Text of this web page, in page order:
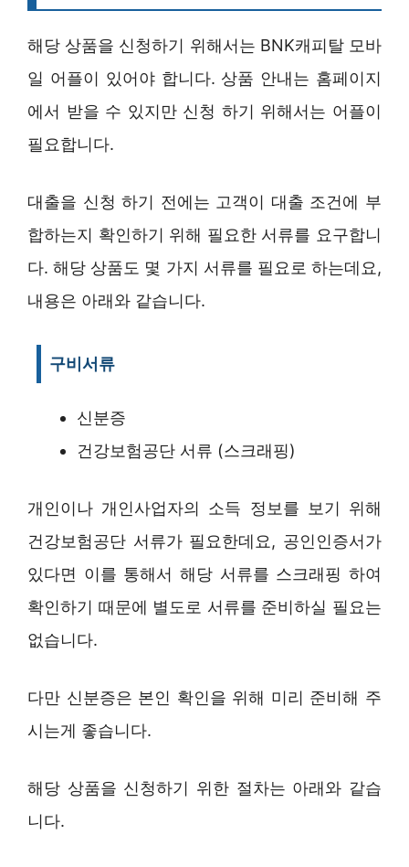
해당 상품을 신청하기 위해서는 BNK캐피탈 모바
일 어플이 있어야 합니다. 상품 안내는 홈페이지
에서 받을 수 있지만 신청 하기 위해서는 어플이
필요합니다.
대출을 신청 하기 전에는 고객이 대출 조건에 부
합하는지 확인하기 위해 필요한 서류를 요구합니
다. 해당 상품도 몇 가지 서류를 필요로 하는데요,
내용은 아래와 같습니다.
구비서류
신분증
건강보험공단 서류 (스크래핑)
개인이나 개인사업자의 소득 정보를 보기 위해
건강보험공단 서류가 필요한데요, 공인인증서가
있다면 이를 통해서 해당 서류를 스크래핑 하여
확인하기 때문에 별도로 서류를 준비하실 필요는
없습니다.
다만 신분증은 본인 확인을 위해 미리 준비해 주
시는게 좋습니다.
해당 상품을 신청하기 위한 절차는 아래와 같습
니다.